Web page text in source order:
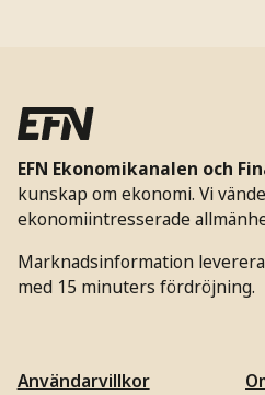
EFN Ekonomikanalen och
kunskap om ekonomi. Vi
ekonomiintresserade
Marknadsinformation
med 15 minuters fördröjning.
Användarvillkor